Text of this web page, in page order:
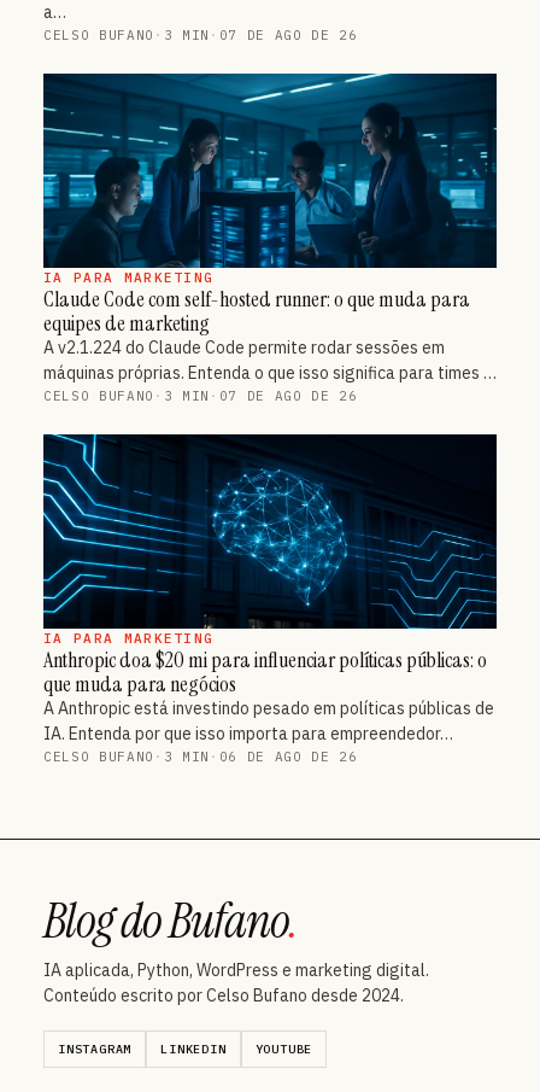
a…
CELSO BUFANO · 3 MIN · 07 DE AGO DE 26
IA PARA MARKETING
Claude Code com self-hosted runner: o que muda para
equipes de marketing
A v2.1.224 do Claude Code permite rodar sessões em
máquinas próprias. Entenda o que isso significa para times …
CELSO BUFANO · 3 MIN · 07 DE AGO DE 26
IA PARA MARKETING
Anthropic doa $20 mi para influenciar políticas públicas: o
que muda para negócios
A Anthropic está investindo pesado em políticas públicas de
IA. Entenda por que isso importa para empreendedor…
CELSO BUFANO · 3 MIN · 06 DE AGO DE 26
Blog do Bufano.
IA aplicada, Python, WordPress e marketing digital.
Conteúdo escrito por Celso Bufano desde 2024.
INSTAGRAM LINKEDIN YOUTUBE